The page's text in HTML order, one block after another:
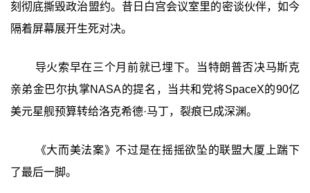
刻彻底撕毁政治盟约。昔日白宫会议室里的密谈伙伴，如今
隔着屏幕展开生死对决。
导火索早在三个月前就已埋下。当特朗普否决马斯克
亲弟金巴尔执掌NASA的提名，当共和党将SpaceX的90亿
美元星舰预算转给洛克希德·马丁，裂痕已成深渊。
《大而美法案》不过是在摇摇欲坠的联盟大厦上踹下
了最后一脚。